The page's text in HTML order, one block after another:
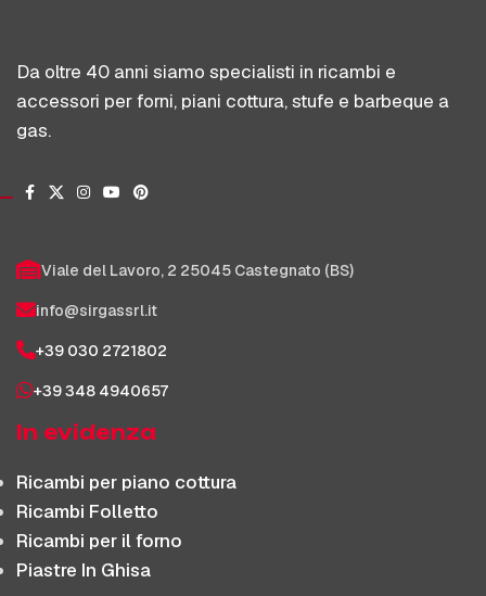
Da oltre 40 anni siamo specialisti in ricambi e
accessori per forni, piani cottura, stufe e barbeque a
gas.
Viale del Lavoro, 2 25045 Castegnato (BS)
info@sirgassrl.it
+39 030 2721802
+39 348 4940657
In evidenza
Ricambi per piano cottura
Ricambi Folletto
Ricambi per il forno
Piastre In Ghisa